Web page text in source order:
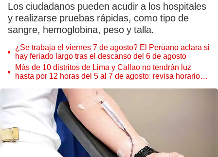
Los ciudadanos pueden acudir a los hospitales
y realizarse pruebas rápidas, como tipo de
sangre, hemoglobina, peso y talla.
¿Se trabaja el viernes 7 de agosto? El Peruano aclara si
hay feriado largo tras el descanso del 6 de agosto
Más de 10 distritos de Lima y Callao no tendrán luz
hasta por 12 horas del 5 al 7 de agosto: revisa horarios y